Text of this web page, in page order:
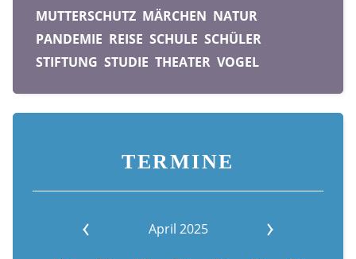
MUTTERSCHUTZ MÄRCHEN NATUR
PANDEMIE REISE SCHULE SCHÜLER
STIFTUNG STUDIE THEATER VOGEL
TERMINE
April 2025